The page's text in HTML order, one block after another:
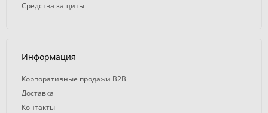
Средства защиты
Информация
Корпоративные продажи B2B
Доставка
Контакты